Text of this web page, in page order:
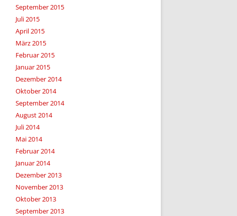
September 2015
Juli 2015
April 2015
März 2015
Februar 2015
Januar 2015
Dezember 2014
Oktober 2014
September 2014
August 2014
Juli 2014
Mai 2014
Februar 2014
Januar 2014
Dezember 2013
November 2013
Oktober 2013
September 2013